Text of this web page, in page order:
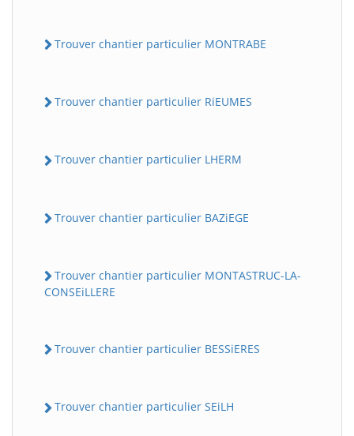
Trouver chantier particulier MONTRABE
Trouver chantier particulier RiEUMES
Trouver chantier particulier LHERM
Trouver chantier particulier BAZiEGE
Trouver chantier particulier MONTASTRUC-LA-
CONSEiLLERE
Trouver chantier particulier BESSiERES
Trouver chantier particulier SEiLH